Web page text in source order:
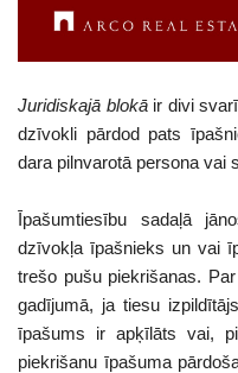
Juridiskajā blokāir divi
dzīvokli pārdod pats
dara pilnvarotā persona vai
Īpašumtiesību sadaļā
dzīvokļa īpašnieks un vai
trešo pušu piekrišanas.
gadījumā, ja tiesu
īpašums ir apķīlāts vai,
piekrišanu īpašuma